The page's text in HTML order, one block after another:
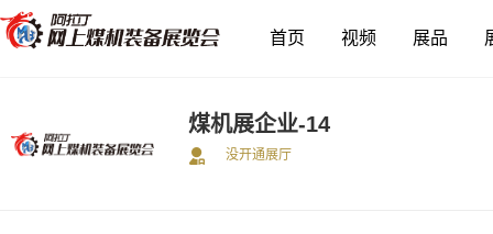
首页 视频 展品
煤机展企业-14
没开通展厅